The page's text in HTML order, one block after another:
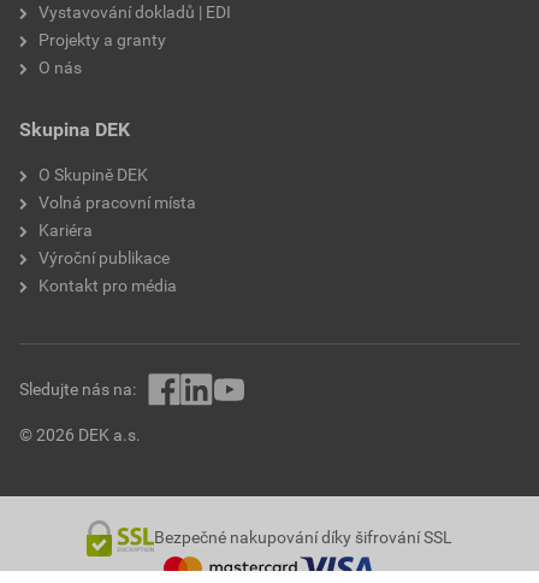
Vystavování dokladů | EDI
Projekty a granty
O nás
Skupina DEK
O Skupině DEK
Volná pracovní místa
Kariéra
Výroční publikace
Kontakt pro média
© 2026 DEK a.s.
Sledujte nás na:
Bezpečné nakupování díky šifrování SSL